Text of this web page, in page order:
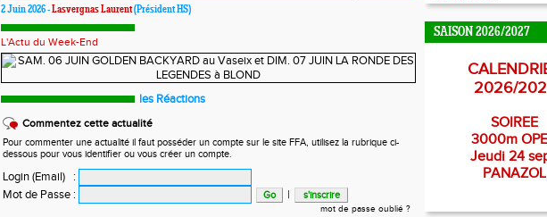
2 Juin 2026 -Lasvergnas Laurent(Président HS)
L'Actu du Week-End
les Réactions
Commentez cette actualité
Pour commenter une actualité il faut posséder un compte sur le site FFA, utilisez la rubrique ci-
dessous pour vous identifier ou vous créer un compte.
Login (Email)
:
Mot de Passe : |
mot de passe oublié ?
SAISON 2026/2027
2026/
SOIREE
3000m
Jeudi 24
PANAZOL